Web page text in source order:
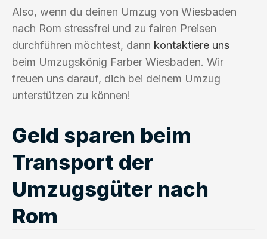
Also, wenn du deinen Umzug von Wiesbaden
nach Rom stressfrei und zu fairen Preisen
durchführen möchtest, dann kontaktiere uns
beim Umzugskönig Farber Wiesbaden. Wir
freuen uns darauf, dich bei deinem Umzug
unterstützen zu können!
Geld sparen beim
Transport der
Umzugsgüter nach
Rom